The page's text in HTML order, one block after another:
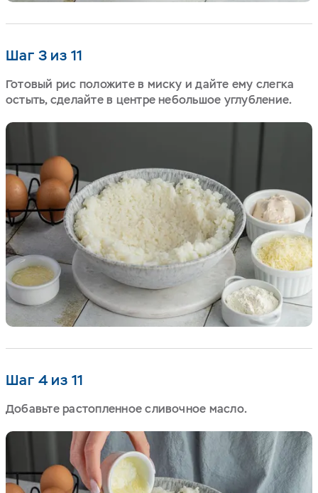
Шаг 3 из 11
Готовый рис положите в миску и дайте ему слегка
остыть, сделайте в центре небольшое углубление.
Шаг 4 из 11
Добавьте растопленное сливочное масло.